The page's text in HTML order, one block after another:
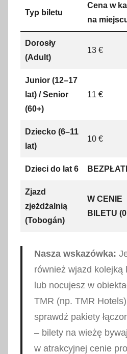
Typ biletu
Cena w
na
Dorosły
(Adult)
13 €
Junior (12–17
lat) / Senior
(60+)
11 €
Dziecko (6–11
lat)
10 €
Dzieci do lat 6
Zjazd
zjeżdżalnią
(Tobogán)
W CENIE
BILETU
Nasza wskazówka:
również wjazd kolejką
lub nocujesz w
TMR (np. TMR
sprawdź pakiety
– bilety na wieżę
w atrakcyjnej cenie